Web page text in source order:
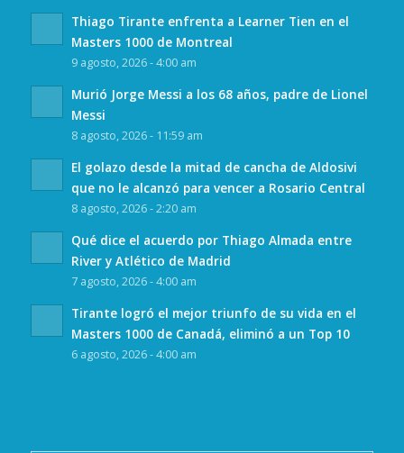
Thiago Tirante enfrenta a Learner Tien en el
Masters 1000 de Montreal
9 agosto, 2026 - 4:00 am
Murió Jorge Messi a los 68 años, padre de Lionel
Messi
8 agosto, 2026 - 11:59 am
El golazo desde la mitad de cancha de Aldosivi
que no le alcanzó para vencer a Rosario Central
8 agosto, 2026 - 2:20 am
Qué dice el acuerdo por Thiago Almada entre
River y Atlético de Madrid
7 agosto, 2026 - 4:00 am
Tirante logró el mejor triunfo de su vida en el
Masters 1000 de Canadá, eliminó a un Top 10
6 agosto, 2026 - 4:00 am